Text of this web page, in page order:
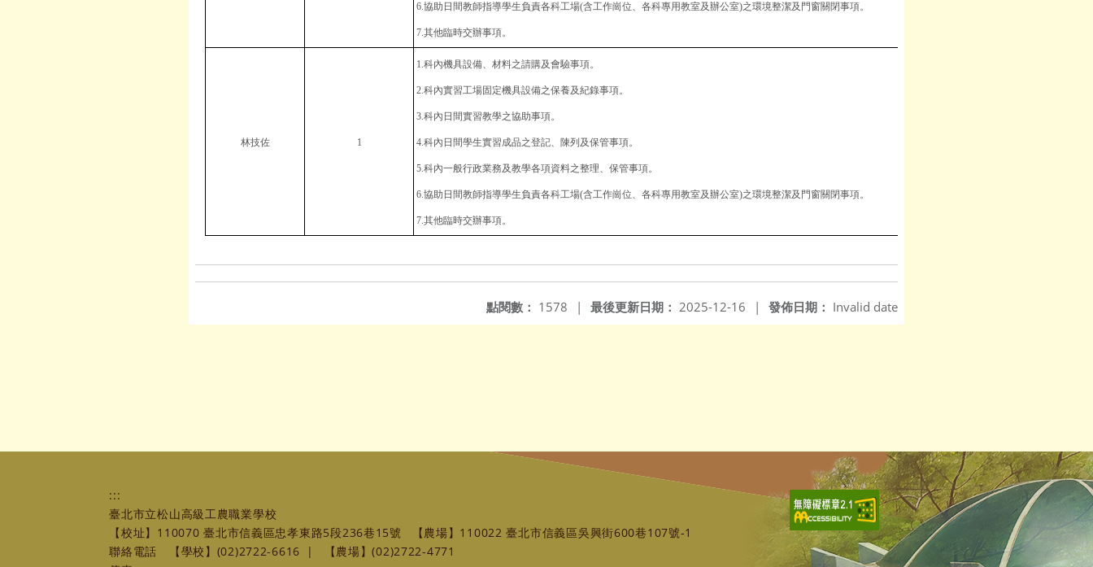
6.協助日間教師指導學生負責各科工場(含工作崗位、各科專用教室及辦公室)之環境整潔及門窗關閉事項。
7.其他臨時交辦事項。
林技佐 1
1.科內機具設備、材料之請購及會驗事項。
2.科內實習工場固定機具設備之保養及紀錄事項。
3.科內日間實習教學之協助事項。
4.科內日間學生實習成品之登記、陳列及保管事項。
5.科內一般行政業務及教學各項資料之整理、保管事項。
6.協助日間教師指導學生負責各科工場(含工作崗位、各科專用教室及辦公室)之環境整潔及門窗關閉事項。
7.其他臨時交辦事項。
發佈日期： Invalid date
最後更新日期： 2025-12-16 |
點閱數： 1578 |
:::
臺北市立松山高級工農職業學校
【校址】110070 臺北市信義區忠孝東路5段236巷15號
【農場】110022 臺北市信義區吳興街600巷107號-1
聯絡電話
【學校】(02)2722-6616 |
【農場】(02)2722-4771